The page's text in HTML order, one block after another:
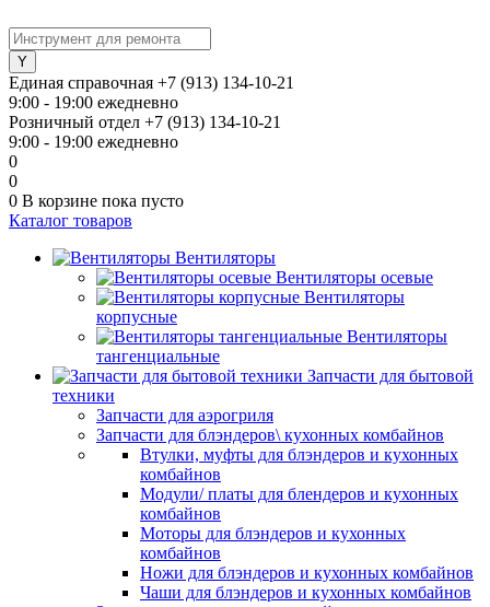
Единая справочная +7 (913) 134-10-21
9:00 - 19:00 ежедневно
Розничный отдел +7 (913) 134-10-21
9:00 - 19:00 ежедневно
0
0
0 В корзине пока пусто
Каталог товаров
Вентиляторы
Вентиляторы осевые
Вентиляторы
корпусные
Вентиляторы
тангенциальные
Запчасти для бытовой
техники
Запчасти для аэрогриля
Запчасти для блэндеров\ кухонных комбайнов
Втулки, муфты для блэндеров и кухонных
комбайнов
Модули/ платы для блендеров и кухонных
комбайнов
Моторы для блэндеров и кухонных
комбайнов
Ножи для блэндеров и кухонных комбайнов
Чаши для блэндеров и кухонных комбайнов